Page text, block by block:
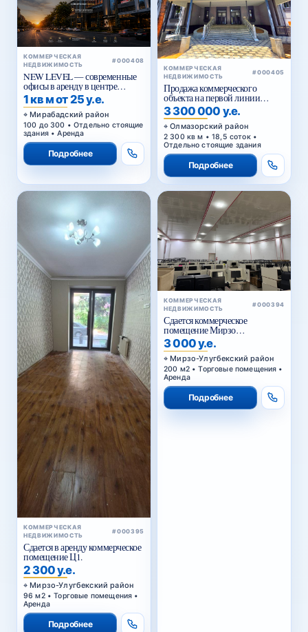
КОММЕРЧЕСКАЯ
НЕДВИЖИМОСТЬ
#000408
NEW LEVEL — современные
офисы в аренду в центре
Ташкента от 25 уе за м²
1 кв м от 25 у.е.
Мирабадский район
100 до 300 • Отдельно стоящие
здания • Аренда
Подробнее
КОММЕРЧЕСКАЯ
НЕДВИЖИМОСТЬ
#000405
Продажа коммерческого
объекта на первой линии
Кольцевой дороги в Ташкенте
3 300 000 у.е.
Олмазорский район
2 300 кв м • 18,5 соток •
Отдельно стоящие здания
Подробнее
КОММЕРЧЕСКАЯ
НЕДВИЖИМОСТЬ
#000395
Сдается в аренду коммерческое
помещение Ц1.
2 300 у.е.
Мирзо-Улугбекский район
96 м2 • Торговые помещения •
Аренда
Подробнее
КОММЕРЧЕСКАЯ
НЕДВИЖИМОСТЬ
#000394
Сдается коммерческое
помещение Мирзо
Улугбекский район.
3 000 у.е.
Мирзо-Улугбекский район
200 м2 • Торговые помещения •
Аренда
Подробнее